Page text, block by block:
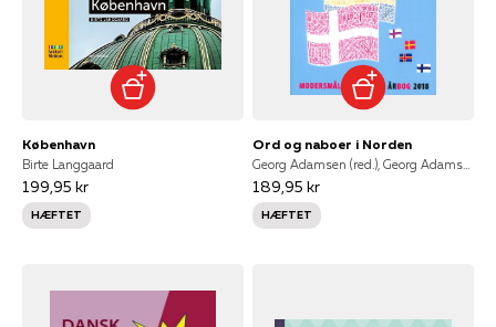
København
Birte Langgaard
199,95 kr
HÆFTET
Ord og naboer i Norden
Georg Adamsen (red.), Georg Adamsen, Vigdís Finnbogadóttir, Henrik Hagemann, Eva Theilgaard Brink, Hanna Birkelund Nilsson, Marie Sveistrup, Michael Bach Ipsen, Marc Daniel Skibsted Volhardt, Steinunn D. Jónasdóttir, Per Kolstrup, Kolbjørn Seth, Markus Hector, Tijana Vujadinović, Björn Ranelid
189,95 kr
HÆFTET